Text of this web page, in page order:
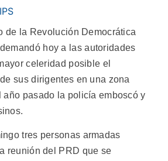
de la Revolución Democrática
hoy a las autoridades
celeridad posible el
sus dirigentes en una zona
año pasado la policía emboscó y
tres personas armadas
reunión del PRD que se